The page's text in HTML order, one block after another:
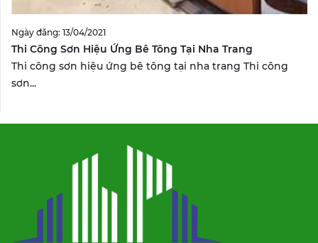
Ngày đăng: 13/04/2021
Thi Công Sơn Hiệu Ứng Bê Tông Tại Nha Trang
Thi công sơn hiệu ứng bê tông tại nha trang Thi công
sơn...